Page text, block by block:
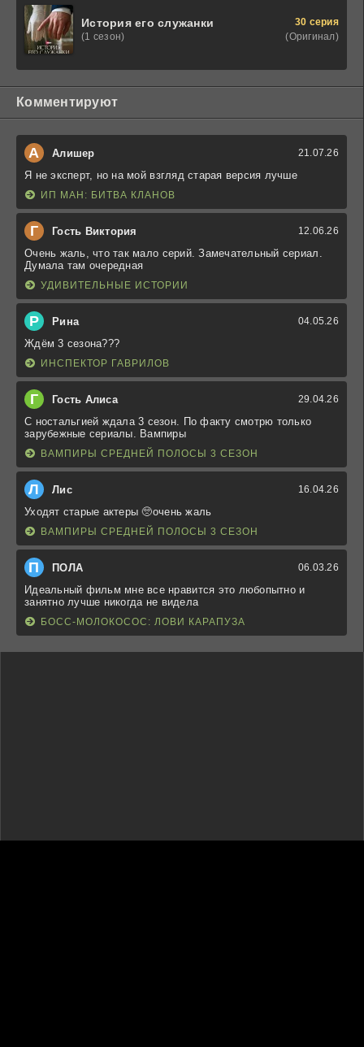
История его служанки
(1 сезон)
30 серия
(Оригинал)
Комментируют
А Алишер 21.07.26
Я не эксперт, но на мой взгляд старая версия лучше
ИП МАН: БИТВА КЛАНОВ
Г Гость Виктория 12.06.26
Очень жаль, что так мало серий. Замечательный сериал.
Думала там очередная
УДИВИТЕЛЬНЫЕ ИСТОРИИ
Р Рина 04.05.26
Ждём 3 сезона???
ИНСПЕКТОР ГАВРИЛОВ
Г Гость Алиса 29.04.26
С ностальгией ждала 3 сезон. По факту смотрю только
зарубежные сериалы. Вампиры
ВАМПИРЫ СРЕДНЕЙ ПОЛОСЫ 3 СЕЗОН
Л Лис 16.04.26
Уходят старые актеры 🥺очень жаль
ВАМПИРЫ СРЕДНЕЙ ПОЛОСЫ 3 СЕЗОН
П ПОЛА 06.03.26
Идеальный фильм мне все нравится это любопытно и
занятно лучше никогда не видела
БОСС-МОЛОКОСОС: ЛОВИ КАРАПУЗА